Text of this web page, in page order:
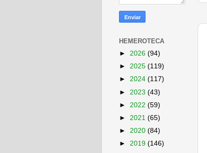
HEMEROTECA
► 2026 (94)
► 2025 (119)
► 2024 (117)
► 2023 (43)
► 2022 (59)
► 2021 (65)
► 2020 (84)
► 2019 (146)